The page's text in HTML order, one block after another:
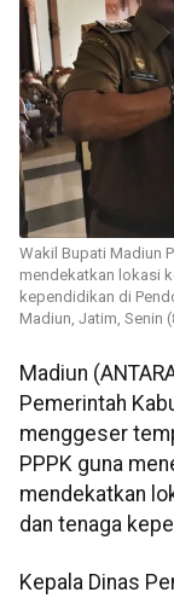
Wakil Bupati Madiun
mendekatkan lokasi
kependidikan di
Madiun, Jatim, Senin
Madiun
Pemerintah
menggeser
PPPK guna
mendekatkan
dan tenaga
Kepala Dinas